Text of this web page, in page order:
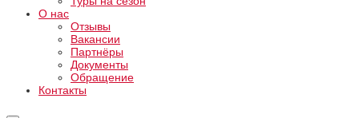
О нас
Отзывы
Вакансии
Партнёры
Документы
Обращение
Контакты